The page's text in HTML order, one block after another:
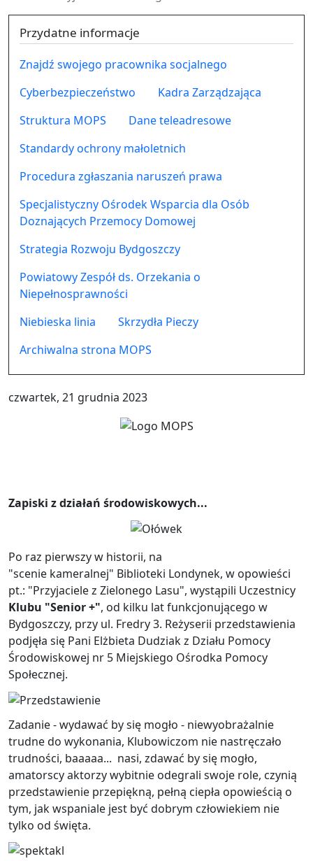
czwartek, 21 grudnia 2023
Zapiski z działań środowiskowych...
Po raz pierwszy w historii, na
"scenie kameralnej" Biblioteki Londynek, w opowieści
pt.: "Przyjaciele z Zielonego Lasu", wystąpili Uczestnicy
Klubu "Senior +", od kilku lat funkcjonującego w
Bydgoszczy, przy ul. Fredry 3. Reżyserii przedstawienia
podjęła się Pani Elżbieta Dudziak z Działu Pomocy
Środowiskowej nr 5 Miejskiego Ośrodka Pomocy
Społecznej.
Zadanie - wydawać by się mogło - niewyobrażalnie
trudne do wykonania, Klubowiczom nie nastręczało
trudności, baaaaa... nasi, zdawać by się mogło,
amatorscy aktorzy wybitnie odegrali swoje role, czynią
przedstawienie przepiękną, pełną ciepła opowieścią o
tym, jak wspaniale jest być dobrym człowiekiem nie
tylko od święta.
Przydatne informacje
Znajdź swojego pracownika socjalnego
Cyberbezpieczeństwo
Kadra Zarządzająca
Struktura MOPS
Dane teleadresowe
Standardy ochrony małoletnich
Procedura zgłaszania naruszeń prawa
Specjalistyczny Ośrodek Wsparcia dla Osób
Doznających Przemocy Domowej
Strategia Rozwoju Bydgoszczy
Powiatowy Zespół ds. Orzekania o
Niepełnosprawności
Niebieska linia
Skrzydła Pieczy
Archiwalna strona MOPS